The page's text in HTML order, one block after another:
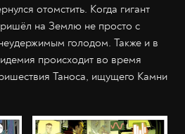
отомстить. Когда гигант
на Землю не просто с
голодом. Также и в
происходит во время
Таноса, ищущего Камни